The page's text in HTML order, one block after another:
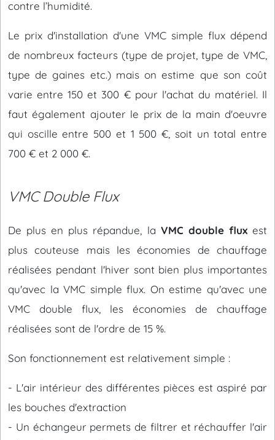
contre l’humidité.
Le prix d'installation d'une VMC simple flux dépend
de nombreux facteurs (type de projet, type de VMC,
type de gaines etc.) mais on estime que son coût
varie entre 150 et 300 € pour l'achat du matériel. Il
faut également ajouter le prix de la main d'oeuvre
qui oscille entre 500 et 1 500 €, soit un total entre
700 € et 2 000 €.
VMC Double Flux
De plus en plus répandue, la VMC double fluxest
plus couteuse mais les économies de chauffage
réalisées pendant l'hiver sont bien plus importantes
qu'avec la VMC simple flux. On estime qu'avec une
VMC double flux, les économies de chauffage
réalisées sont de l'ordre de 15 %.
Son fonctionnement est relativement simple :
- L'air intérieur des différentes pièces est aspiré par
les bouches d'extraction
- Un échangeur permets de filtrer et réchauffer l'air